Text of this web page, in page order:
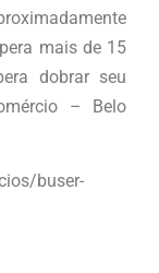
mais de 15
dobrar seu
– Belo
buser-